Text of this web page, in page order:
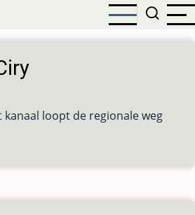
kanaal loopt de regionale weg